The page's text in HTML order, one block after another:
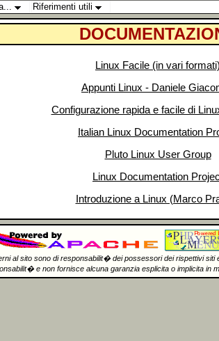
Riferimenti utili
Linux Facile (in vari formati)
Appunti Linux - Daniele
Configurazione rapida e facile di
Italian Linux Documentation
Pluto Linux User Group
Linux Documentation
Introduzione a Linux (Marco
al sito sono di responsabilit� dei possessori dei rispettivi siti
e non fornisce alcuna garanzia esplicita o implicita